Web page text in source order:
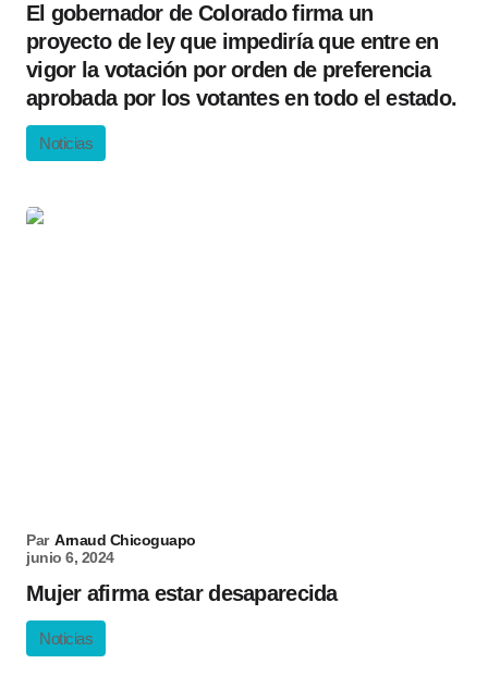
El gobernador de Colorado firma un
proyecto de ley que impediría que entre en
vigor la votación por orden de preferencia
aprobada por los votantes en todo el estado.
Noticias
Par Arnaud Chicoguapo
junio 6, 2024
Mujer afirma estar desaparecida
Noticias